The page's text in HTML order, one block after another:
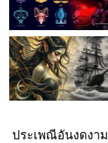
ประเพณีอันงดงา